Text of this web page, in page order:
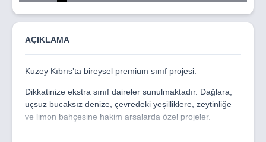
5
of
AÇIKLAMA
Kuzey Kıbrıs’ta bireysel premium sınıf projesi.
Dikkatinize ekstra sınıf daireler sunulmaktadır. Dağlara,
uçsuz bucaksız denize, çevredeki yeşilliklere, zeytinliğe
ve limon bahçesine hakim arsalarda özel projeler.